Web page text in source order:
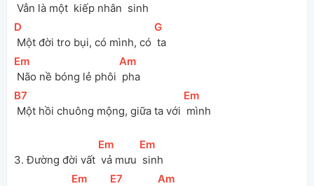
Vẫn là một kiếp nhân sinh
[D
Một đời tro bụi, có mình, có
[
G
ta
[Em
Não nề bóng lẻ phôi
[
Am
pha
[B7
Một hồi chuông mộng, giữa ta với
[Em
mình
3. Đường đời vất
[Em
vả mưu
[Em
sinh
[Em [E7 [
Am